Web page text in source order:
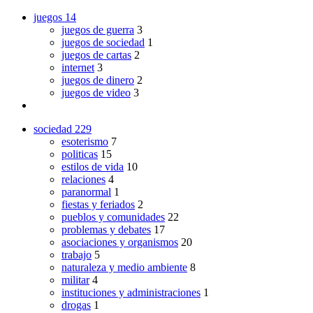
juegos 14
juegos de guerra 3
juegos de sociedad 1
juegos de cartas 2
internet 3
juegos de dinero 2
juegos de video 3
sociedad 229
esoterismo 7
politicas 15
estilos de vida 10
relaciones 4
paranormal 1
fiestas y feriados 2
pueblos y comunidades 22
problemas y debates 17
asociaciones y organismos 20
trabajo 5
naturaleza y medio ambiente 8
militar 4
instituciones y administraciones 1
drogas 1